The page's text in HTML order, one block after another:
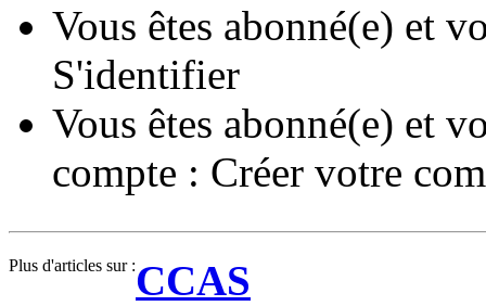
Vous êtes abonné(e) et
S'identifier
Vous êtes abonné(e) et
compte : Créer votre
Plus d'articles sur :CCAS